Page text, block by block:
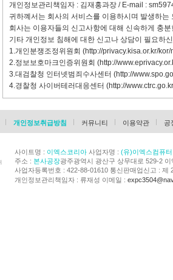
개인정보관리책임자 : 김재홍과장 / E-mail :
귀하꼐서는 회사의 서비스를 이용하시며 발생하
회사는 이용자들의 신고사항에 대해 신속하게 충
기타 개인정보 침해에 대한 신고나 상담이 필요하
1.개인분쟁조정위원회 (http://privacy.kisa.or.kr/
2.정보보호마크인증위원회 (http://
3.대검찰청 인터넷범죄수사센터 (http://
4.경찰청 사이버테러대응센터 (http://
개인정보취급방침 커뮤니티 이용약관 공
사이트명 : 이엑스코리아사업자명 : (유)이엑스컴퓨터
주소 : 본사공장광주광역시 광산구 상무대로 529-2 이
사업자등록번호 : 422-88-01610 통신판매업신고 : 제
개인정보관리책임자 : 류재성 이메일 :